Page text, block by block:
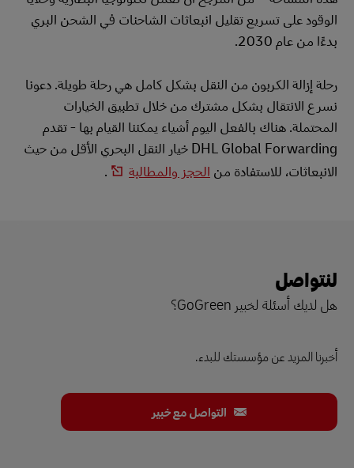
الوقود على تسريع تقليل انبعاثات الشاحنات في الشحن البري
بدءًا من عام 2030.
رحلة إزالة الكربون من النقل بشكل كامل هي رحلة طويلة. دعونا
نسرع الانتقال بشكل مشترك من خلال تطبيق الخيارات
المحتملة. هناك بالفعل اليوم أشياء يمكننا القيام بها - تقدم
DHL Global Forwarding خيار النقل البحري الأقل من حيث
الانبعاثات، للاستفادة من الحجز والمطالبة .
لنتواصل
هل لديك أسئلة لخبير GoGreen؟
أخبرنا المزيد عن مؤسستك للبدء.
التواصل مع خبير